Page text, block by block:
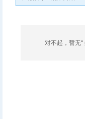
对不起，暂无“ 鑱